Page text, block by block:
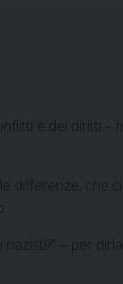
e dei diritti –
differenze, che
– per